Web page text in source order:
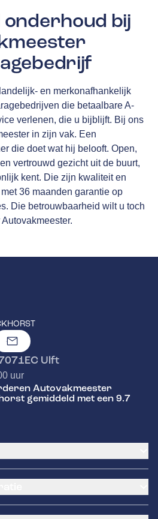
bij
en merkonafhankelijk
die betaalbare A-
verlenen, die u bijblijft. Bij ons
in zijn vak. Een
die doet wat hij belooft. Open,
vertrouwd gezicht uit de buurt,
kent. Die zijn kwaliteit en
36 maanden garantie op
Die betrouwbaarheid wilt u toch
Ulft
uur
Autovakmeester
gemiddeld met een 9.7